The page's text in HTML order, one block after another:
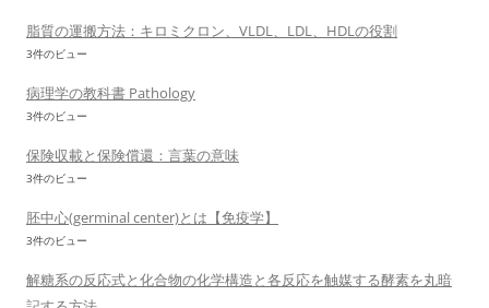
脂質の運搬方法：キロミクロン、VLDL、LDL、HDLの役割
3件のビュー
病理学の教科書 Pathology
3件のビュー
保険収載と保険償還：言葉の意味
3件のビュー
胚中心(germinal center)とは【免疫学】
3件のビュー
解糖系の反応式と化合物の化学構造と各反応を触媒する酵素を丸暗